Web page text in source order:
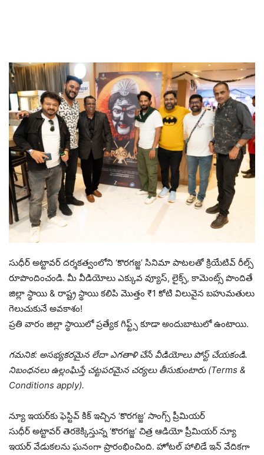
సుధీర్ అట్టావర్ దర్శకత్వంలోని ‘కొరగజ్జ’ సినిమా పాటలతో క్రియేటివ్ రీల్స్
రూపొందించండి. మీ వీడియోలు ఎక్కువ వ్యూస్, లైక్స్, కామెంట్స్ పొందితే
జిల్లా స్థాయి & రాష్ట్ర స్థాయి కలిపి మొత్తం ₹1 కోటి విలువైన బహుమతులు
గెలుచుకునే అవకాశం!
ప్రతి వారం జిల్లా స్థాయిలో ప్రత్యేక గిఫ్ట్స్ కూడా అందుబాటులో ఉంటాయి.
గమనిక: అసభ్యకరమైన లేదా ఎగతాళి చేసే వీడియోలు పోస్ట్ చేయకండి.
నిబంధనలు ఉల్లంఘిస్తే చట్టపరమైన చర్యలు తీసుకుంటారు (Terms &
Conditions apply).
న్యూ ఇయర్‌కు ఫెస్టివ్ కిక్ ఇచ్చిన ‘కొరగజ్జ’ సాంగ్స్ ప్రీమియర్
సుధీర్ అట్టావర్ తెరకెక్కిస్తున్న ‘కొరగజ్జ’ చిత్ర ఆడియో ప్రీమియర్ న్యూ
ఇయర్ వేడుకలను ఘనంగా ప్రారంభించింది. హోటల్ హాలిడే ఇన్ వేదికగా